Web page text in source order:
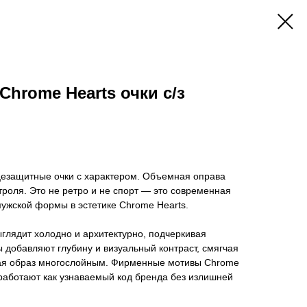
Hearts очки с/з
очки с характером. Объемная оправа
Это не ретро и не спорт — это современная
формы в эстетике Chrome Hearts.
холодно и архитектурно, подчеркивая
глубину и визуальный контраст, смягчая
образ многослойным. Фирменные мотивы Chrome
как узнаваемый код бренда без излишней